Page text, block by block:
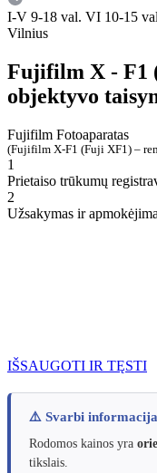
I-V 9-18 val. VI 10-15
Vilnius
Fujifilm X - F1
objektyvo
Fujifilm Fotoaparatas
(Fujifilm X-F1 (Fuji XF1) –
1
Prietaiso trūkumų
2
Užsakymas ir
IŠSAUGOTI IR TĘSTI
⚠️ Svarbi informacija
Rodomos kainos yra
tikslais.